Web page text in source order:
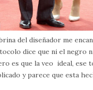
del diseñador me
dice que ni el negro
es que la veo ideal, ese
y parece que esta